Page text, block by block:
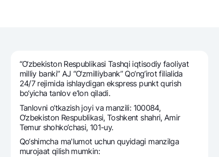
NBU’dan oltin quymalar
Kumush omonat
Ish haqi
Garmin pay
Milliy mobil ilovasi
Ko'p beriladigan savollar
Sayt bo‘yicha qidiring
“O‘zbеkiston Rеspublikasi Tashqi iqtisodiy faoliyat
milliy banki” AJ “O‘zmilliybank” Qo‘ng‘irot filialida
24/7 rеjimida ishlaydigan eksprеss punkt qurish
bo‘yicha tanlov e’lon qiladi.
Tanlovni o‘tkazish joyi va manzili: 100084,
O‘zbekiston Respublikasi, Toshkent shahri, Amir
Теmur shohko‘chasi, 101-uy.
Qo‘shimcha ma'lumot uchun quyidagi manzilga
murojaat qilish mumkin: